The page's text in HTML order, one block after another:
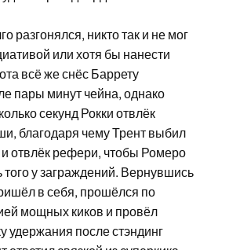
разгонялся, никто так и не мог
или хотя бы нанести
всё же снёс Баррету
пары минут чейна, однако
секунд Рокки отвлёк
благодаря чему Трент выбил
и отвлёк рефери, чтобы Ромеро
того у заграждений. Вернувшись
в себя, прошёлся по
мощных киков и провёл
удержания после стэндинг